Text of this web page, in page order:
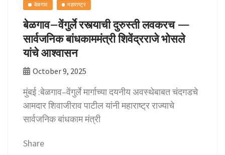
बेळगाव महाराष्ट्र
बेळगाव–वेंगुर्ले रस्त्याची दुरुस्ती लवकरच —
सार्वजनिक बांधकाममंत्री शिवेंद्रराजे भोसले
यांचे आश्वासन
October 9, 2025
मुंबई :बेळगाव–वेंगुर्ले मार्गाच्या दयनीय अवस्थेबाबत चंदगडचे
आमदार शिवाजीराव पाटील यांनी महाराष्ट्र राज्याचे
सार्वजनिक बांधकाम मंत्री
Share